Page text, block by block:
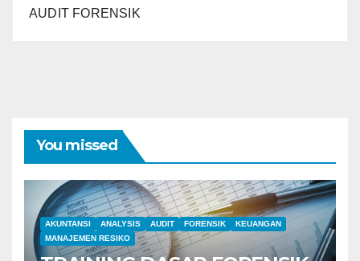
AUDIT FORENSIK
You missed
AKUNTANSI ANALYSIS AUDIT FORENSIK
KEUANGAN
MANAJEMEN RESIKO